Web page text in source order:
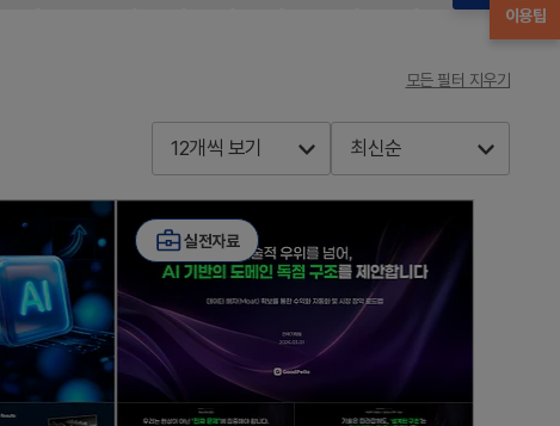
모든 필터 지우기
12개씩 보기 최신순
실전자료
이용팁